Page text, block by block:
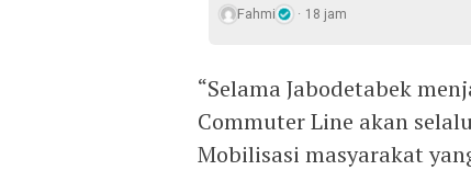
Fahmi 18 jam
“Selama Jabodetabek
Commuter Line akan
Mobilisasi masyarakat